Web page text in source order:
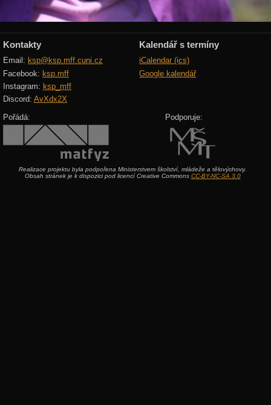
Kontakty
Email: ksp@ksp.mff.cuni.cz
Facebook: ksp.mff
Instagram: ksp_mff
Discord: AvXdx2X
Kalendář s termíny
iCalendar (ics)
Google kalendář
Pořádá: Podporuje:
Realizace projektu byla podpořena Ministerstvem školství, mládeže a tělovýchovy.
Obsah stránek je k dispozici pod licencí Creative Commons CC-BY-NC-SA 3.0